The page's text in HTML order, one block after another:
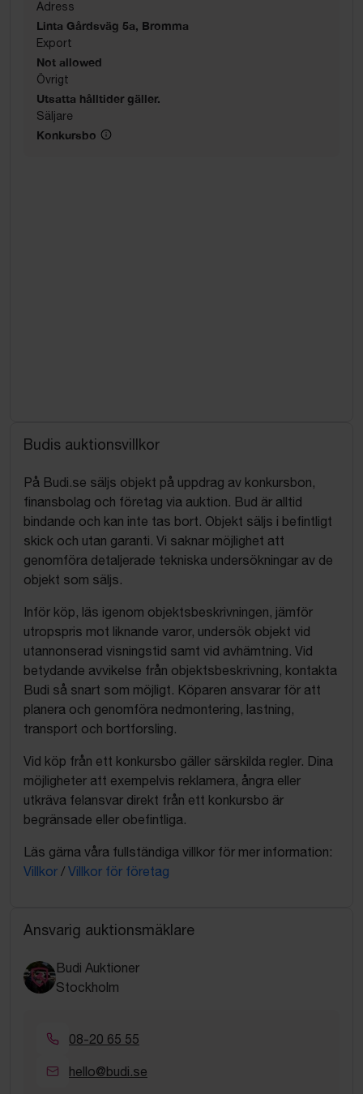
Adress
Linta Gårdsväg 5a, Bromma
Export
Not allowed
Övrigt
Utsatta hålltider gäller.
Säljare
Konkursbo
Budis auktionsvillkor
På Budi.se säljs objekt på uppdrag av konkursbon,
finansbolag och företag via auktion. Bud är alltid
bindande och kan inte tas bort. Objekt säljs i befintligt
skick och utan garanti. Vi saknar möjlighet att
genomföra detaljerade tekniska undersökningar av de
objekt som säljs.
Inför köp, läs igenom objektsbeskrivningen, jämför
utropspris mot liknande varor, undersök objekt vid
utannonserad visningstid samt vid avhämtning. Vid
betydande avvikelse från objektsbeskrivning, kontakta
Budi så snart som möjligt. Köparen ansvarar för att
planera och genomföra nedmontering, lastning,
transport och bortforsling.
Vid köp från ett konkursbo gäller särskilda regler. Dina
möjligheter att exempelvis reklamera, ångra eller
utkräva felansvar direkt från ett konkursbo är
begränsade eller obefintliga.
Läs gärna våra fullständiga villkor för mer information:
Villkor / Villkor för företag
Ansvarig auktionsmäklare
Budi Auktioner
Stockholm
08-20 65 55
hello@budi.se